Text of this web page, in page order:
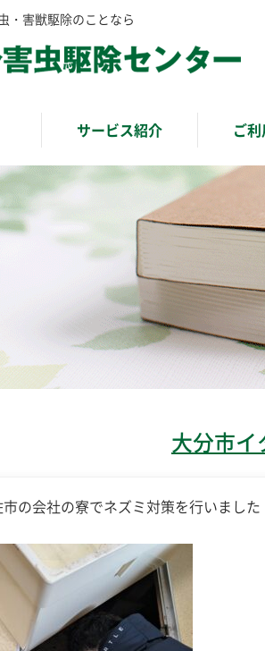
害獣駆除のことなら
サービス紹介 ご
大分市
の会社の寮でネズミ対策を行いました